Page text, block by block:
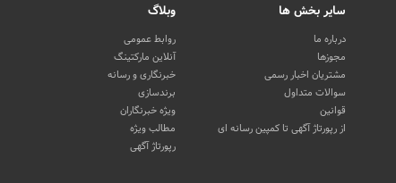
سایر بخش ها
درباره ما
مجوزها
مشتریان اخبار رسمی
سوالات متداول
قوانین
از رپورتاژ آگهی تا کمپین رسانه ای
وبلاگ
روابط عمومی
آنلاین مارکتینگ
خبرنگاری و رسانه
برندسازی
ویژه خبرنگاران
مطالب ویژه
رپورتاژ آگهی